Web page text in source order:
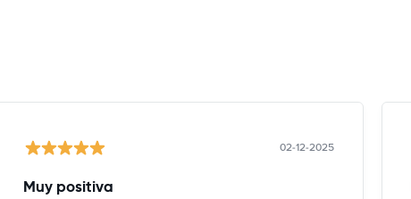
02-12-2025
Muy positiva